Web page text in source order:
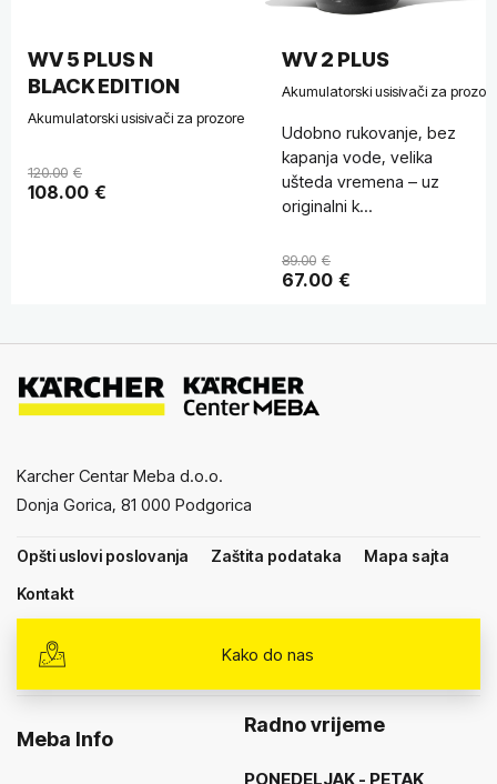
WV 5 PLUS N
BLACK EDITION
Akumulatorski usisivači za prozore
€
120.00
€
108.00
WV 2 PLUS
Akumulatorski usisivači za prozore
Udobno rukovanje, bez
kapanja vode, velika
ušteda vremena – uz
originalni k...
€
89.00
€
67.00
Karcher Centar Meba d.o.o.
Donja Gorica, 81 000 Podgorica
Opšti uslovi poslovanja Zaštita podataka
Mapa sajta
Kontakt
Kako do nas
Meba Info
Radno vrijeme
PONEDELJAK - PETAK